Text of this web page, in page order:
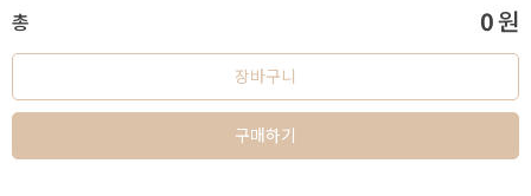
총 0원
장바구니
구매하기